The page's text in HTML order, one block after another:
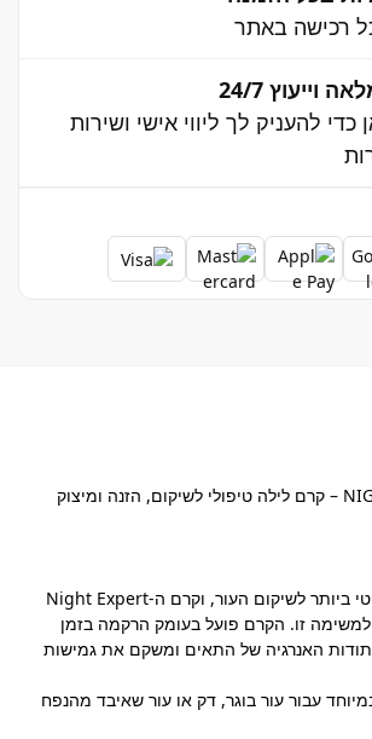
רכישה באתר
וייעוץ 24/7
כדי להעניק לך ליווי אישי ושירות
NIGHT EXPERT CREAM – קרם לילה טיפולי לשיקום, הזנה ומיצוק
הלילה הוא הזמן הקריטי ביותר לשיקום העור, וקרם ה-Night Expert
זו. הקרם פועל בעומק הרקמה בזמן
האנרגיה של התאים ומשקם את גמישות
עבור עור בוגר, דק או עור שאיבד מהנפח